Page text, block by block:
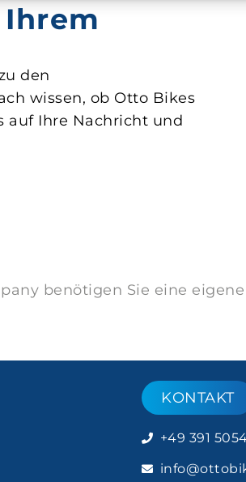
den
wissen, ob Otto Bikes
auf Ihre Nachricht und
benötigen Sie eine
KONTAKT
+49 391